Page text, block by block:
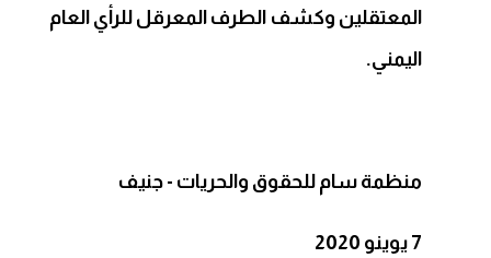
المعتقلين وكشف الطرف المعرقل للرأي العام
اليمني.
منظمة سام للحقوق والحريات - جنيف
7 يوينو 2020